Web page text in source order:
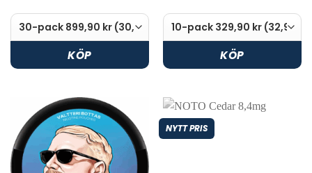
KÖP KÖP
NYTT PRIS